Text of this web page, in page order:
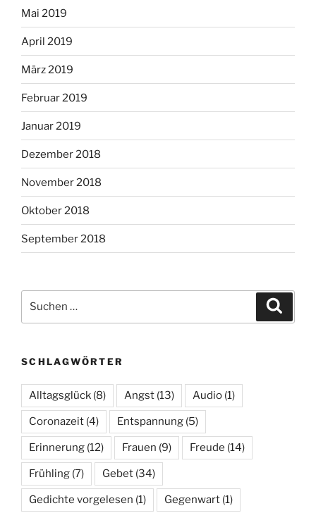
Mai 2019
April 2019
März 2019
Februar 2019
Januar 2019
Dezember 2018
November 2018
Oktober 2018
September 2018
nach:
SCHLAGWÖRTER
Alltagsglück (8) Angst (13) Audio (1)
Coronazeit (4) Entspannung (5)
Erinnerung (12) Frauen (9) Freude (14)
Frühling (7) Gebet (34)
Gedichte vorgelesen (1) Gegenwart (1)